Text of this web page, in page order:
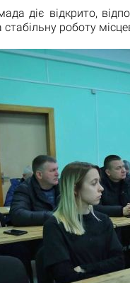
діє відкрито,
роботу